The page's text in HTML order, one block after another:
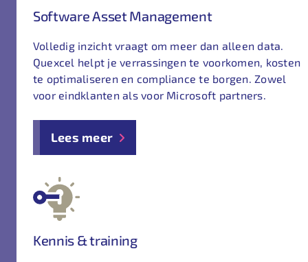
Software Asset Management
Volledig inzicht vraagt om meer dan alleen data.
Quexcel helpt je verrassingen te voorkomen, kosten
te optimaliseren en compliance te borgen. Zowel
voor eindklanten als voor Microsoft partners.
Lees meer
Kennis & training